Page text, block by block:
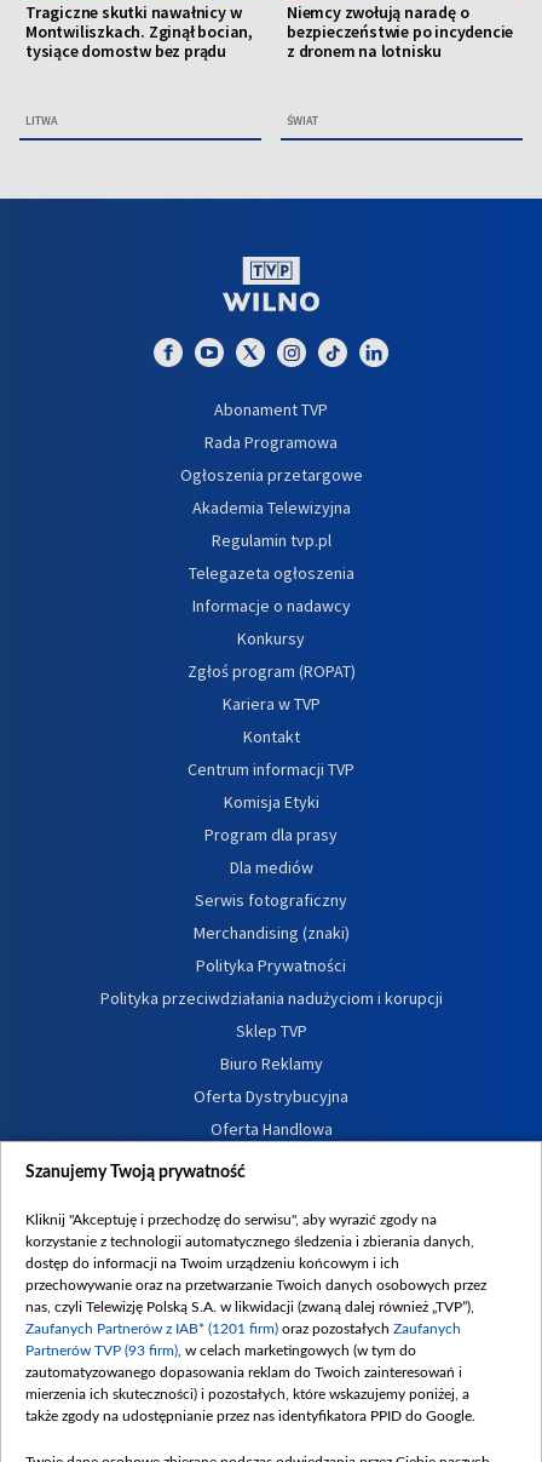
Tragiczne skutki nawałnicy w
Montwiliszkach. Zginął bocian,
tysiące domostw bez prądu
LITWA
Niemcy zwołują naradę o
bezpieczeństwie po incydencie
z dronem na lotnisku
ŚWIAT
Abonament TVP
Rada Programowa
Ogłoszenia przetargowe
Akademia Telewizyjna
Regulamin tvp.pl
Telegazeta ogłoszenia
Informacje o nadawcy
Konkursy
Zgłoś program (ROPAT)
Kariera w TVP
Kontakt
Centrum informacji TVP
Komisja Etyki
Program dla prasy
Dla mediów
Serwis fotograficzny
Merchandising (znaki)
Polityka Prywatności
Polityka przeciwdziałania nadużyciom i korupcji
Sklep TVP
Biuro Reklamy
Oferta Dystrybucyjna
Oferta Handlowa
Dostępność
Procedura zgłoszeń wewnętrznych
Szanujemy Twoją prywatność
Kliknij "Akceptuję i przechodzę do serwisu", aby wyrazić zgody na
korzystanie z technologii automatycznego śledzenia i zbierania danych,
dostęp do informacji na Twoim urządzeniu końcowym i ich
przechowywanie oraz na przetwarzanie Twoich danych osobowych przez
nas, czyli Telewizję Polską S.A. w likwidacji (zwaną dalej również „TVP”),
Zaufanych Partnerów z IAB* (1201 firm) oraz pozostałych Zaufanych
Partnerów TVP (93 firm) , w celach marketingowych (w tym do
zautomatyzowanego dopasowania reklam do Twoich zainteresowań i
mierzenia ich skuteczności) i pozostałych, które wskazujemy poniżej, a
także zgody na udostępnianie przez nas identyfikatora PPID do Google.